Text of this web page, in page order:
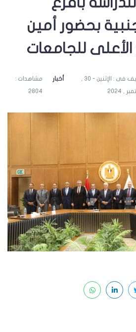
بحضور أمين
للجامعات
, 2024
أخبار مشاهدات :
2804